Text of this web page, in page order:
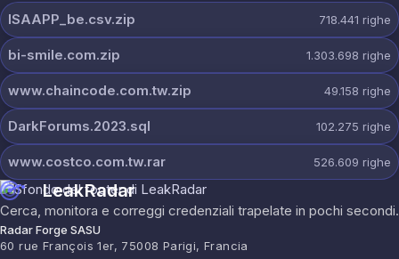
ISAAPP_be.csv.zip 718.441 righe
bi-smile.com.zip 1.303.698 righe
www.chaincode.com.tw.zip 49.158 righe
DarkForums.2023.sql 102.275 righe
www.costco.com.tw.rar 526.609 righe
LeakRadar
Cerca, monitora e correggi credenziali trapelate in pochi secondi.
Radar Forge SASU
60 rue François 1er, 75008 Parigi, Francia